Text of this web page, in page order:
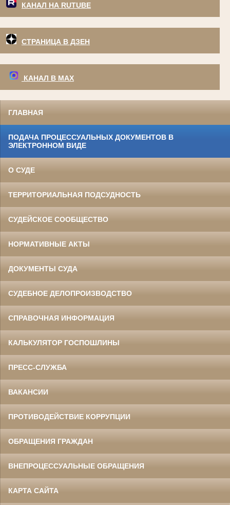
КАНАЛ НА RUTUBE
СТРАНИЦА В ДЗЕН
КАНАЛ В МАХ
ГЛАВНАЯ
ПОДАЧА ПРОЦЕССУАЛЬНЫХ ДОКУМЕНТОВ В
ЭЛЕКТРОННОМ ВИДЕ
О СУДЕ
ТЕРРИТОРИАЛЬНАЯ ПОДСУДНОСТЬ
СУДЕЙСКОЕ СООБЩЕСТВО
НОРМАТИВНЫЕ АКТЫ
ДОКУМЕНТЫ СУДА
СУДЕБНОЕ ДЕЛОПРОИЗВОДСТВО
СПРАВОЧНАЯ ИНФОРМАЦИЯ
КАЛЬКУЛЯТОР ГОСПОШЛИНЫ
ПРЕСС-СЛУЖБА
ВАКАНСИИ
ПРОТИВОДЕЙСТВИЕ КОРРУПЦИИ
ОБРАЩЕНИЯ ГРАЖДАН
ВНЕПРОЦЕССУАЛЬНЫЕ ОБРАЩЕНИЯ
КАРТА САЙТА